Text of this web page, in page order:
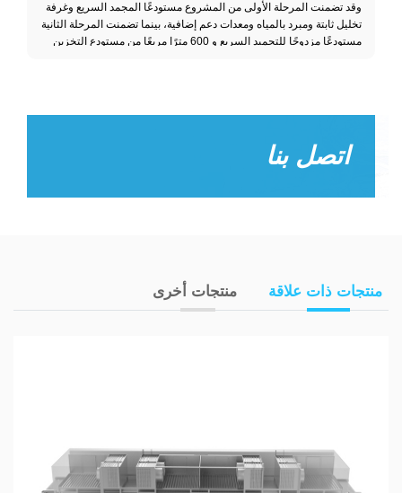
وقد تضمنت المرحلة الأولى من المشروع مستودعًا المجمد السريع وغرفة
تخليل ثابتة ومبرد بالمياه ومعدات دعم إضافية، بينما تضمنت المرحلة الثانية
مستودعًا مزدوجًا للتجميد السريع و 600 مترًا مربعًا من مستودع التخزين
اتصل بنا
منتجات ذات علاقة منتجات أخرى